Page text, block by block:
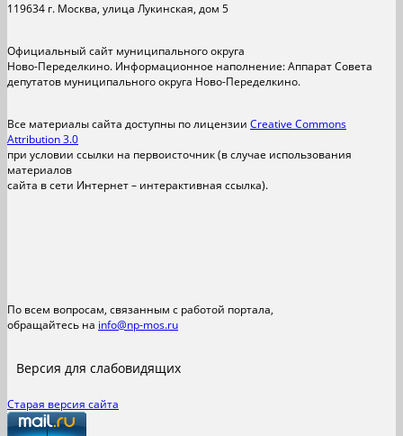
119634 г. Москва, улица Лукинская, дом 5
Официальный сайт муниципального округа
Ново-Переделкино. Информационное наполнение: Аппарат Совета
депутатов муниципального округа Ново-Переделкино.
Все материалы сайта доступны по лицензии Creative Commons
Attribution 3.0
при условии ссылки на первоисточник (в случае использования
материалов
сайта в сети Интернет – интерактивная ссылка).
По всем вопросам, связанным с работой портала,
обращайтесь на info@np-mos.ru
Версия для слабовидящих
Старая версия сайта